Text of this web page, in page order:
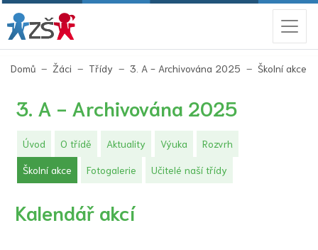
Domů Žáci Třídy 3. A - Archivována 2025 Školní akce
3. A - Archivována 2025
Úvod O třídě Aktuality Výuka Rozvrh
Školní akce (aktuální)
Fotogalerie Učitelé naší třídy
Kalendář akcí